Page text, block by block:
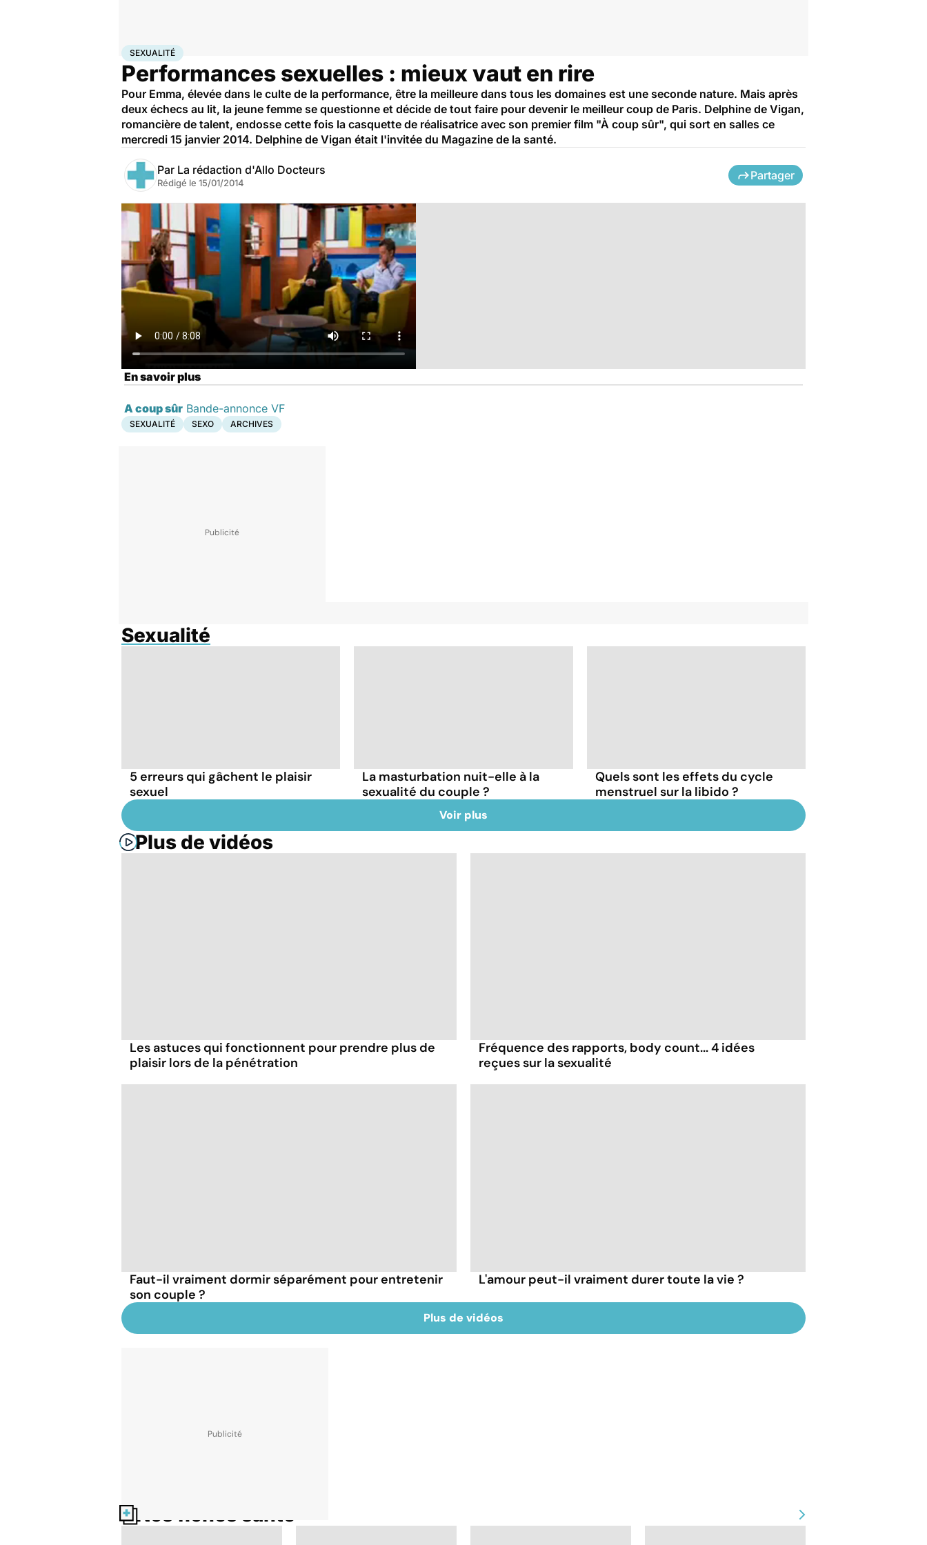
AccueilBien-être
SEXUALITÉ
Performances sexuelles : mieux vaut en rire
Pour Emma, élevée dans le culte de la performance, être la meilleure dans tous les domaines est une seconde nature. Mais après
deux échecs au lit, la jeune femme se questionne et décide de tout faire pour devenir le meilleur coup de Paris. Delphine de Vigan,
romancière de talent, endosse cette fois la casquette de réalisatrice avec son premier film "À coup sûr", qui sort en salles ce
mercredi 15 janvier 2014. Delphine de Vigan était l'invitée du Magazine de la santé.
Par La rédaction d'Allo Docteurs
Rédigé le 15/01/2014
Partager
En savoir plus
A coup sûr Bande-annonce VF
SEXUALITÉ SEXO ARCHIVES
Sexualité
5 erreurs qui gâchent le plaisir
sexuel
La masturbation nuit-elle à la
sexualité du couple ?
Quels sont les effets du cycle
menstruel sur la libido ?
Voir plus
Plus de vidéos
Les astuces qui fonctionnent pour prendre plus de
plaisir lors de la pénétration
Fréquence des rapports, body count... 4 idées
reçues sur la sexualité
Faut-il vraiment dormir séparément pour entretenir
son couple ?
L'amour peut-il vraiment durer toute la vie ?
Plus de vidéos
Nos fiches santé